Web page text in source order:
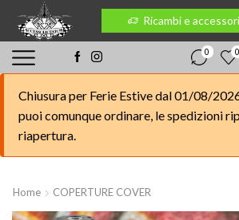
Go shop Ricambi e
0 0
Chiusura per Ferie Estive dal 01/08/
puoi comunque ordinare, le spedizioni
riapertura.
Home COPERTURE COVER